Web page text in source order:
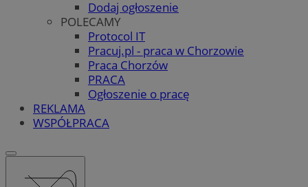
Dodaj ogłoszenie
POLECAMY
Protocol IT
Pracuj.pl - praca w Chorzowie
Praca Chorzów
PRACA
Ogłoszenie o pracę
REKLAMA
WSPÓŁPRACA